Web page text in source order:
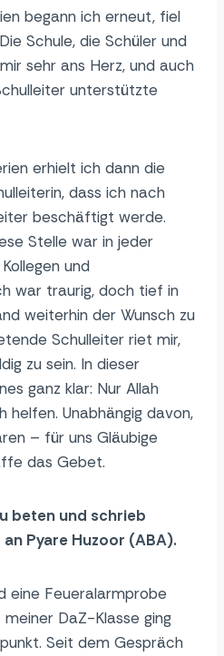
begann ich erneut, fiel
Schule, die Schüler und
sehr ans Herz, und auch
unterstützte
erhielt ich dann die
dass ich nach
beschäftigt werde.
Stelle war in jeder
und
war traurig, doch tief in
weiterhin der Wunsch zu
Schulleiter riet mir,
zu sein. In dieser
ganz klar: Nur Allah
helfen. Unabhängig davon,
– für uns Gläubige
das Gebet.
beten und schrieb
Pyare Huzoor (ABA).
eine Feueralarmprobe
DaZ-Klasse ging
Seit dem Gespräch